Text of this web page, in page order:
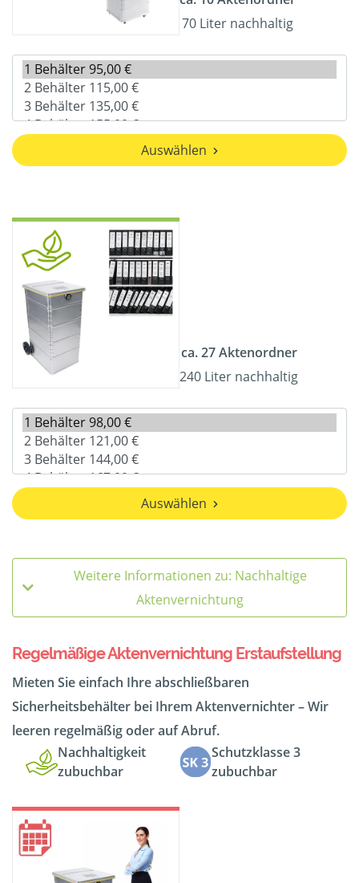
70 Liter nachhaltig
Auswählen
ca. 27 Aktenordner
240 Liter nachhaltig
Auswählen
Weitere Informationen zu: Nachhaltige
Aktenvernichtung
Regelmäßige Aktenvernichtung Erstaufstellung
Mieten Sie einfach Ihre abschließbaren
Sicherheitsbehälter bei Ihrem Aktenvernichter – Wir
leeren regelmäßig oder auf Abruf.
Nachhaltigkeit
zubuchbar
Schutzklasse 3
zubuchbar